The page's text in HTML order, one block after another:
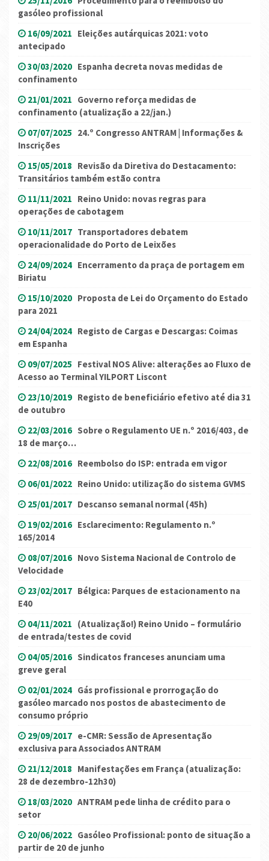
gasóleo profissional
16/09/2021 Eleições autárquicas 2021: voto
antecipado
30/03/2020 Espanha decreta novas medidas de
confinamento
21/01/2021 Governo reforça medidas de
confinamento (atualização a 22/jan.)
07/07/2025 24.º Congresso ANTRAM | Informações &
Inscrições
15/05/2018 Revisão da Diretiva do Destacamento:
Transitários também estão contra
11/11/2021 Reino Unido: novas regras para
operações de cabotagem
10/11/2017 Transportadores debatem
operacionalidade do Porto de Leixões
24/09/2024 Encerramento da praça de portagem em
Biriatu
15/10/2020 Proposta de Lei do Orçamento do Estado
para 2021
24/04/2024 Registo de Cargas e Descargas: Coimas
em Espanha
09/07/2025 Festival NOS Alive: alterações ao Fluxo de
Acesso ao Terminal YILPORT Liscont
23/10/2019 Registo de beneficiário efetivo até dia 31
de outubro
22/03/2016 Sobre o Regulamento UE n.º 2016/403, de
18 de março…
22/08/2016 Reembolso do ISP: entrada em vigor
06/01/2022 Reino Unido: utilização do sistema GVMS
25/01/2017 Descanso semanal normal (45h)
19/02/2016 Esclarecimento: Regulamento n.º
165/2014
08/07/2016 Novo Sistema Nacional de Controlo de
Velocidade
23/02/2017 Bélgica: Parques de estacionamento na
E40
04/11/2021 (Atualização!) Reino Unido – formulário
de entrada/testes de covid
04/05/2016 Sindicatos franceses anunciam uma
greve geral
02/01/2024 Gás profissional e prorrogação do
gasóleo marcado nos postos de abastecimento de
consumo próprio
29/09/2017 e-CMR: Sessão de Apresentação
exclusiva para Associados ANTRAM
21/12/2018 Manifestações em França (atualização:
28 de dezembro-12h30)
18/03/2020 ANTRAM pede linha de crédito para o
setor
20/06/2022 Gasóleo Profissional: ponto de situação a
partir de 20 de junho